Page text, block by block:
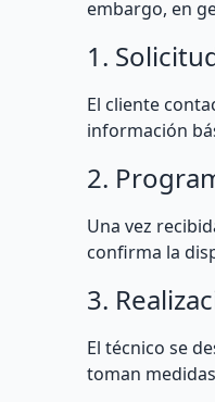
embargo, en
1.
El cliente
información
2.
Una vez
confirma la
3.
El técnico se
toman